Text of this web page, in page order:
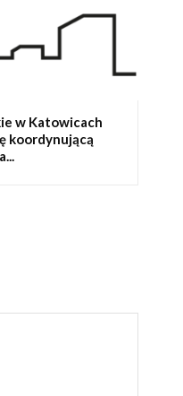
w Katowicach
koordynującą